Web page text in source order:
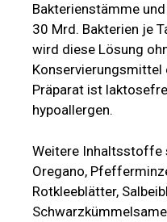
Bakterienstämme
30 Mrd. Bakterien je
wird diese Lösung
Präparat ist
hypoallergen.
Weitere Inhaltsstoffe
Oregano,
Rotkleeblätter,